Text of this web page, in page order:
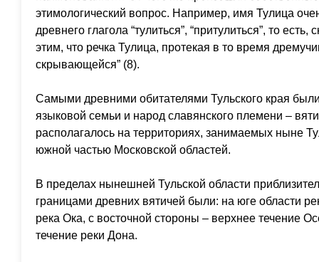
этимологический вопрос. Например, имя Тулица
древнего глагола “тулиться”, “притулиться”, то
этим, что речка Тулица, протекая в то время
скрывающейся” (8).
Самыми древними обитателями Тульского края
языковой семьи и народ славянского племени –
располагалось на территориях, занимаемых ныне
южной частью Московской областей.
В пределах нынешней Тульской области
границами древних вятичей были: на юге области
река Ока, с восточной стороны – верхнее течение
течение реки Дона.